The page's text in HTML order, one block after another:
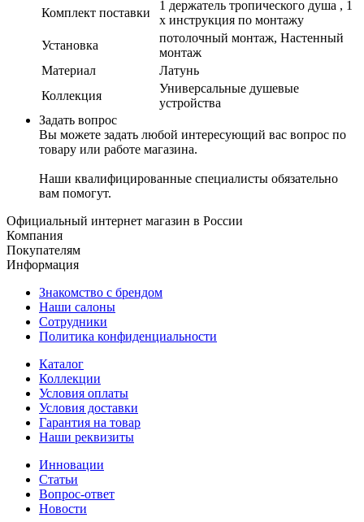
Комплект поставки
1 держатель тропического душа , 1
x инструкция по монтажу
Установка
потолочный монтаж, Настенный
монтаж
Материал
Латунь
Коллекция
Универсальные душевые
устройства
Задать вопрос
Вы можете задать любой интересующий вас вопрос по
товару или работе магазина.
Наши квалифицированные специалисты обязательно
вам помогут.
Официальный интернет магазин в России
Компания
Покупателям
Информация
Знакомство с брендом
Наши салоны
Сотрудники
Политика конфиденциальности
Каталог
Коллекции
Условия оплаты
Условия доставки
Гарантия на товар
Наши реквизиты
Инновации
Статьи
Вопрос-ответ
Новости